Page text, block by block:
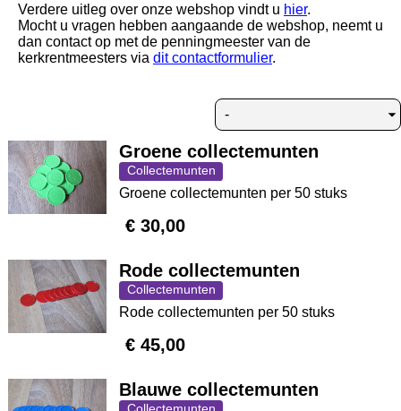
Verdere uitleg over onze webshop vindt u hier.
Mocht u vragen hebben aangaande de webshop, neemt u
dan contact op met de penningmeester van de
kerkrentmeesters via dit contactformulier.
Groene collectemunten
Collectemunten
Groene collectemunten per 50 stuks
€ 30,00
Rode collectemunten
Collectemunten
Rode collectemunten per 50 stuks
€ 45,00
Blauwe collectemunten